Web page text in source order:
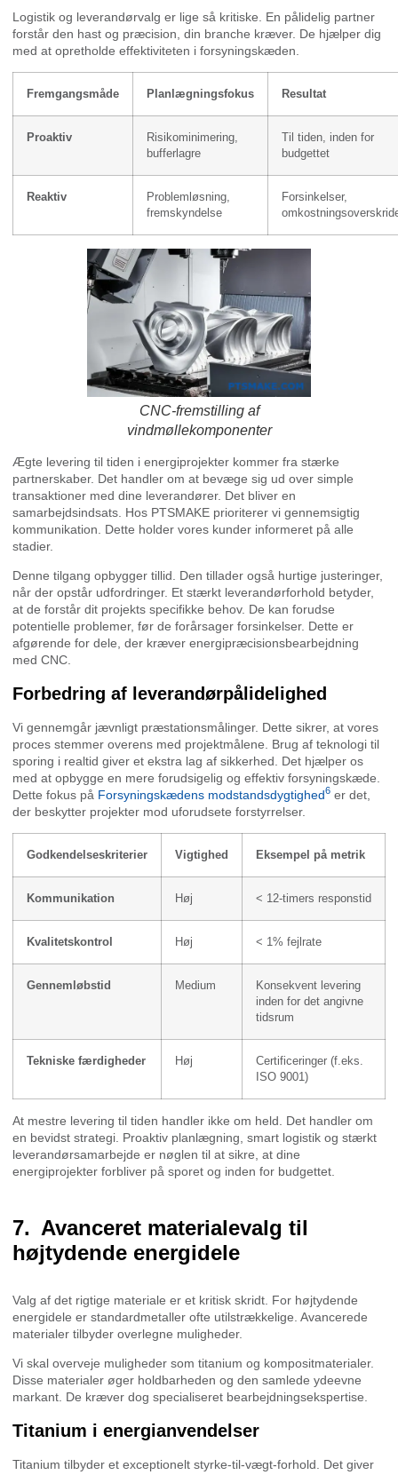
Logistik og leverandørvalg er lige så kritiske. En pålidelig partner
forstår den hast og præcision, din branche kræver. De hjælper dig
med at opretholde effektiviteten i forsyningskæden.
Fremgangsmåde Planlægningsfokus Resultat
Proaktiv
Risikominimering,
bufferlagre
Til tiden, inden for
budgettet
Reaktiv
Problemløsning,
fremskyndelse
Forsinkelser,
CNC-fremstilling af
vindmøllekomponenter
Ægte levering til tiden i energiprojekter kommer fra stærke
partnerskaber. Det handler om at bevæge sig ud over simple
transaktioner med dine leverandører. Det bliver en
samarbejdsindsats. Hos PTSMAKE prioriterer vi gennemsigtig
kommunikation. Dette holder vores kunder informeret på alle
stadier.
Denne tilgang opbygger tillid. Den tillader også hurtige justeringer,
når der opstår udfordringer. Et stærkt leverandørforhold betyder,
at de forstår dit projekts specifikke behov. De kan forudse
potentielle problemer, før de forårsager forsinkelser. Dette er
afgørende for dele, der kræver energipræcisionsbearbejdning
med CNC.
Forbedring af leverandørpålidelighed
Vi gennemgår jævnligt præstationsmålinger. Dette sikrer, at vores
proces stemmer overens med projektmålene. Brug af teknologi til
sporing i realtid giver et ekstra lag af sikkerhed. Det hjælper os
med at opbygge en mere forudsigelig og effektiv forsyningskæde.
Dette fokus på Forsyningskædens modstandsdygtighed6 er det,
der beskytter projekter mod uforudsete forstyrrelser.
Godkendelseskriterier Vigtighed Eksempel på metrik
Kommunikation Høj < 12-timers responstid
Kvalitetskontrol Høj < 1% fejlrate
Gennemløbstid Medium
Konsekvent levering
inden for det angivne
tidsrum
Tekniske færdigheder Høj
Certificeringer (f.eks.
ISO 9001)
At mestre levering til tiden handler ikke om held. Det handler om
en bevidst strategi. Proaktiv planlægning, smart logistik og stærkt
leverandørsamarbejde er nøglen til at sikre, at dine
energiprojekter forbliver på sporet og inden for budgettet.
Avanceret materialevalg til
højtydende energidele
Valg af det rigtige materiale er et kritisk skridt. For højtydende
energidele er standardmetaller ofte utilstrækkelige. Avancerede
materialer tilbyder overlegne muligheder.
Vi skal overveje muligheder som titanium og kompositmaterialer.
Disse materialer øger holdbarheden og den samlede ydeevne
markant. De kræver dog specialiseret bearbejdningsekspertise.
Titanium i energianvendelser
Titanium tilbyder et exceptionelt styrke-til-vægt-forhold. Det giver